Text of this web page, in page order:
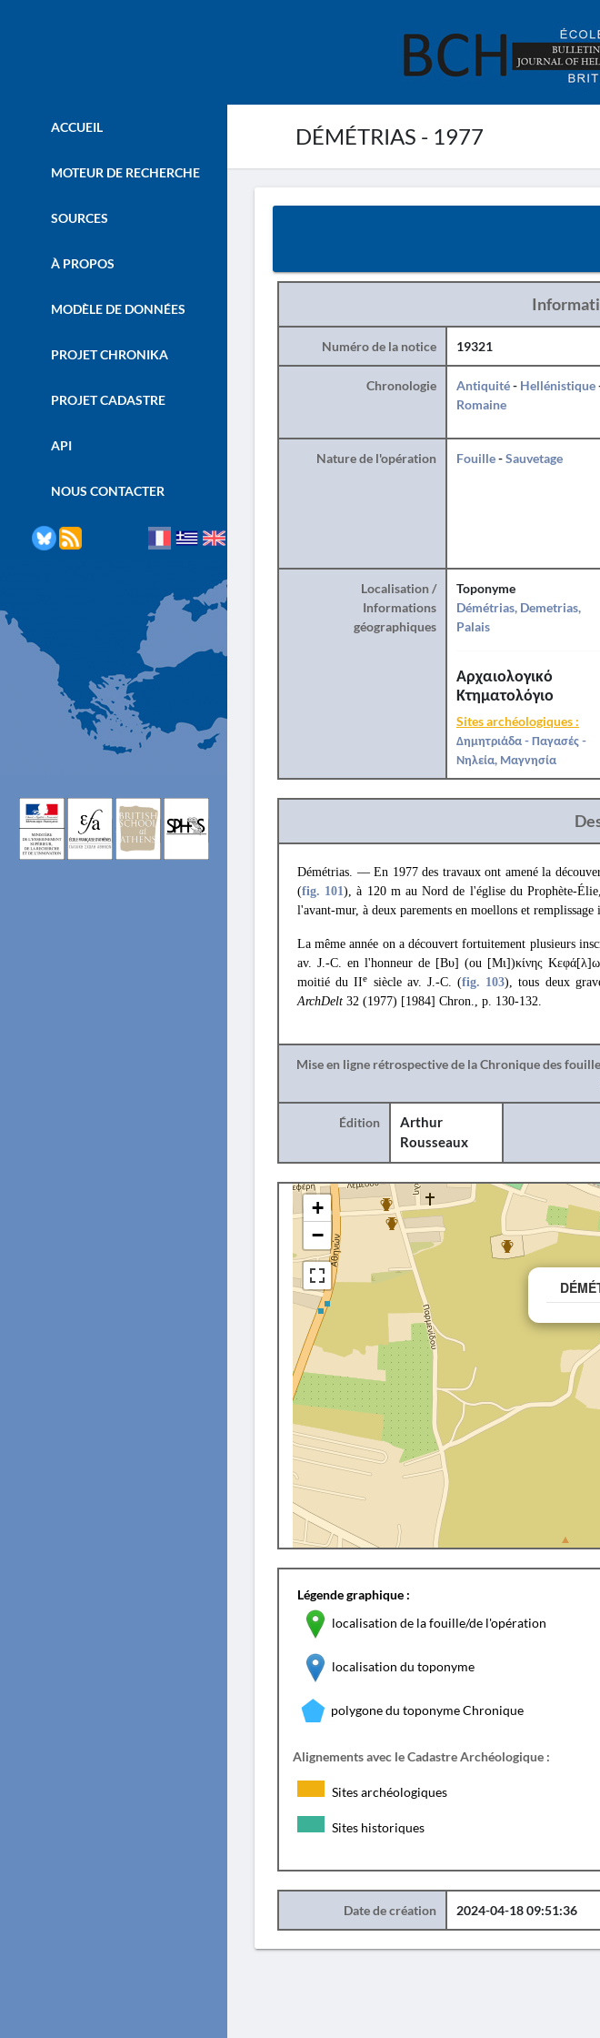
DÉMÉTRIAS - 1977
ACCUEIL
MOTEUR DE RECHERCHE
SOURCES
À PROPOS
MODÈLE DE DONNÉES
PROJET CHRONIKA
PROJET CADASTRE
API
NOUS CONTACTER
Numéro de la notice 19321
Chronologie Antiquité- Hellénistique
Romaine
Nature de l'opération Fouille-Sauvetage
Localisation /
Informations
géographiques
Toponyme
Démétrias, Demetrias,
Palais
Αρχαιολογικό
Κτηματολόγιο
Sites archéologiques :
Δημητριάδα - Παγασές -
Νηλεία, Μαγνησία
Démétrias. — En 1977 des travaux ont amené la
(fig. 101), à 120 m au Nord de l'église du Prophète-
l'avant-mur, à deux parements en moellons et
La même année on a découvert fortuitement plusieurs
av. J.-C. en l'honneur de [Bυ] (ou [Μι])κίνης
moitié du IIe siècle av. J.-C. (fig. 103), tous deux
ArchDelt 32 (1977) [1984] Chron., p. 130-132.
Mise en ligne rétrospective de la Chronique des
Édition
Arthur
Rousseaux
+
−
Légende graphique :
localisation de la fouille/de l'opération
localisation du toponyme
polygone du toponyme Chronique
Alignements avec le Cadastre Archéologique :
Sites archéologiques
Sites historiques
Date de création 2024-04-18 09:51:36